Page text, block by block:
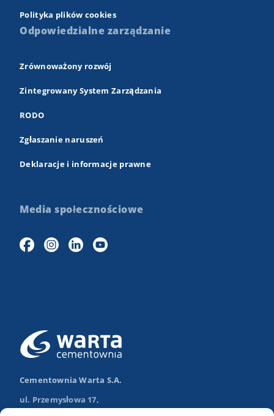
Polityka plików cookies
Odpowiedzialne zarządzanie
Zrównoważony rozwój
Zintegrowany System Zarządzania
RODO
Zgłaszanie naruszeń
Deklaracje i informacje prawne
Media społecznościowe
Cementownia Warta S.A.
ul. Przemysłowa 17,